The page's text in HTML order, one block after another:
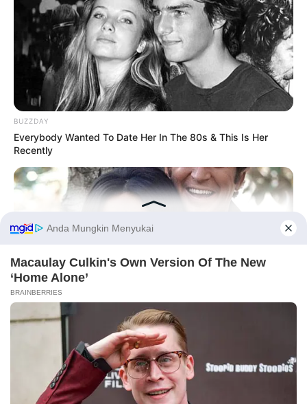
BUZZDAY
Everybody Wanted To Date Her In The 80s & This Is Her
Recently
Marlo Thomas Is 86 Now - Here's What She Looks Like
Before You Go